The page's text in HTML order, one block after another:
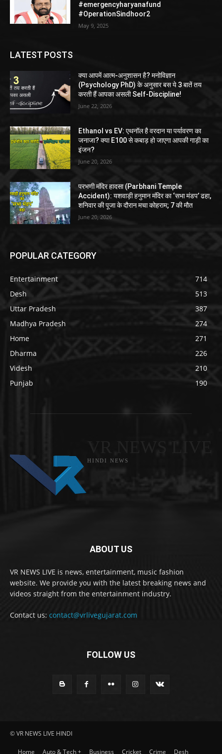
#emergencyharyanafund
#OperationSindhoor2
May 9, 2025
LATEST POSTS
क्या आपमें आत्म-अनुशासन है? मनोविज्ञान
(Psychology PhD) के अनुसार बस ये 3 बातें तय
करती हैं आपका असली Self-Discipline!
June 22, 2026
Ethanol vs EV: एथनॉल है वरदान या पर्यावरण का
जनाजा? क्या E100 से कबाड़ हो जाएगा आपकी गाड़ी का
इंजन?
June 20, 2026
परभणी मंदिर हादसा (Parbhani Temple
Accident): यशवाड़ी हनुमान मंदिर का ‘सभा मंडप’ ढहा,
शनिवार की पूजा के दौरान मचा कोहराम; 7 की मौत
June 20, 2026
POPULAR CATEGORY
Entertainment
714
Desh
513
Uttar Pradesh
387
Madhya Pradesh
274
Home
271
Dharma
226
Videsh
210
Punjab
190
HINDI NEWS
ABOUT US
VR NEWS LIVE is news, entertainment, music fashion
website. We provide you with the latest breaking news and
videos straight from the entertainment industry.
Contact us: contact@vrlivegujarat.com
FOLLOW US
© VR NEWS LIVE HINDI
Home Auto & Tech + Business Cricket Crime Desh